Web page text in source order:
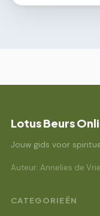
Lotus Beurs
Jouw gids voor
Auteur: Annelies de
CATEGORIEËN